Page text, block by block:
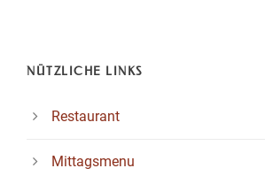
NÜTZLICHE LINKS
Restaurant
Mittagsmenu